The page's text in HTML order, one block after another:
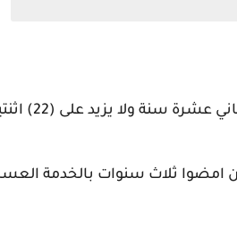
2- كامل الآهلية ولا يقل
اللذين امضوا ثلاث سنوات بالخدمة